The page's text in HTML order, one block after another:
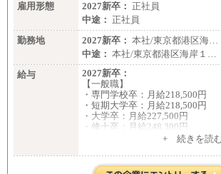
雇用形態
2027新卒： 正社員
中途： 正社員
勤務地
2027新卒： 本社/東京都港区海…
中途： 本社/東京都港区海岸１…
給与
2027新卒：
【一般職】
・専門学校卒：月給218,500円
・短期大学卒：月給218,500円
・大学卒：月給227,500円
・修士卒：月給248,300円
・博士卒：月給257,300円
【総合職】
・大学卒：月給253,500円
+ 続きを読